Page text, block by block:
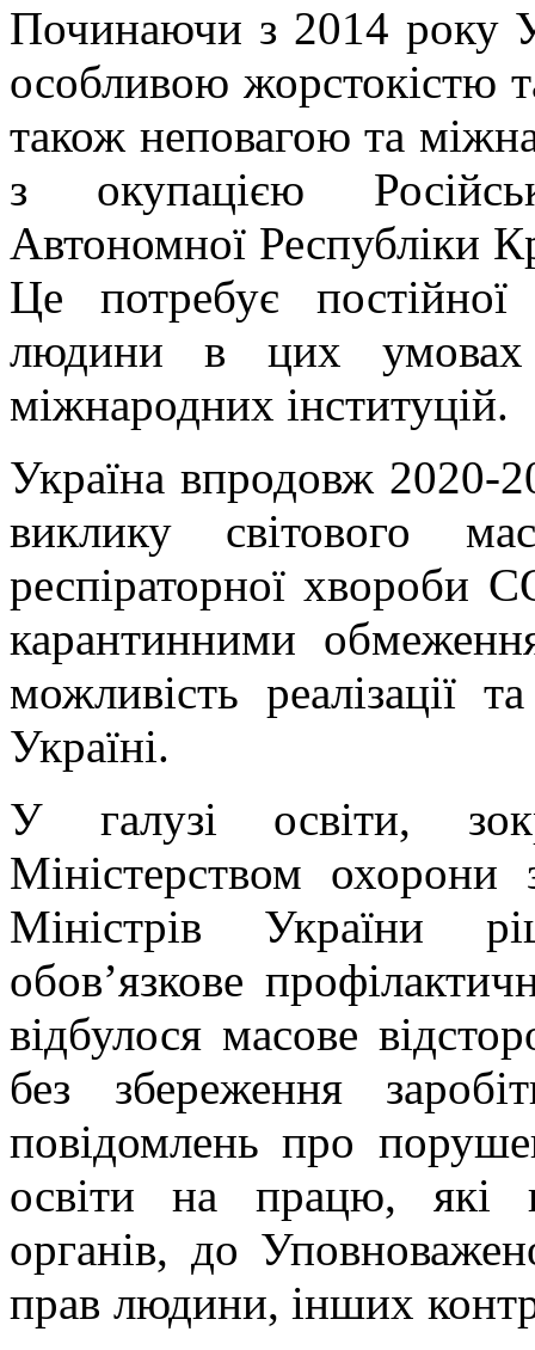
Починаючи з 2014 року
особливою жорстокістю
також неповагою та
з окупацією
Автономної Республіки
Це потребує
людини в цих
міжнародних інституцій.
Україна впродовж 2020-
виклику світового
респіраторної хвороби
карантинними
можливість реалізації
Україні.
У галузі освіти,
Міністерством охорони
Міністрів України
обов’язкове
відбулося масове
без збереження
повідомлень про
освіти на працю, які
органів, до
прав людини, інших